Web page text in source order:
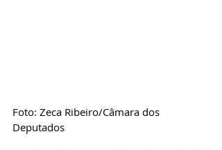
Foto: Zeca Ribeiro/Câmara dos
Deputados